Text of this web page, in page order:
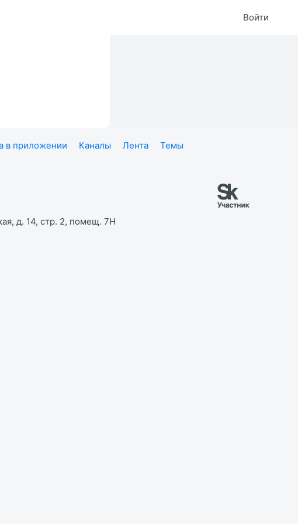
Войти
в приложении Каналы Лента
Темы
д. 14, стр. 2, помещ. 7Н